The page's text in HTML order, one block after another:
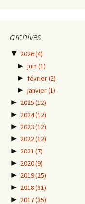
archives
▼ 2026(4)
► juin (1)
► février(2)
► janvier(1)
► 2025 (12)
► 2024(12)
► 2023 (12)
► 2022(12)
► 2021 (7)
► 2020(9)
► 2019(25)
► 2018 (31)
► 2017(35)